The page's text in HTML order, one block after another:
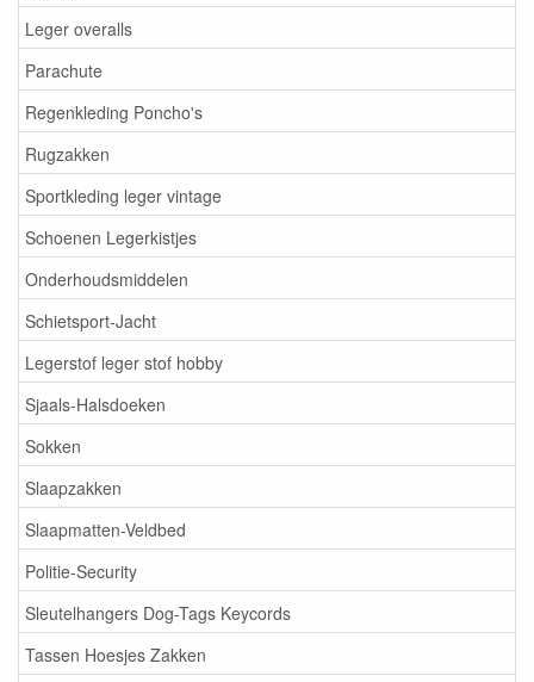
Leger overalls
Parachute
Regenkleding Poncho's
Rugzakken
Sportkleding leger vintage
Schoenen Legerkistjes
Onderhoudsmiddelen
Schietsport-Jacht
Legerstof leger stof hobby
Sjaals-Halsdoeken
Sokken
Slaapzakken
Slaapmatten-Veldbed
Politie-Security
Sleutelhangers Dog-Tags Keycords
Tassen Hoesjes Zakken